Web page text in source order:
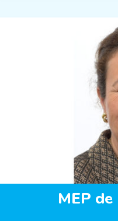
MEP